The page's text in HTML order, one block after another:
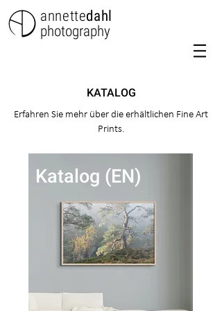
annettedahl
photography
KATALOG
Erfahren Sie mehr über die erhältlichen Fine Art
Prints.
Katalog (EN)